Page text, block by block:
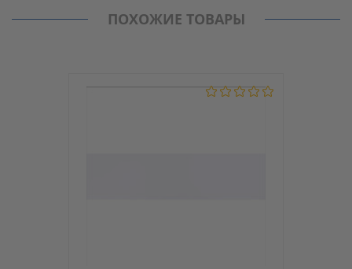
Модель
D26/2
Кромка PVC (ПВХ)
ПОХОЖИЕ ТОВАРЫ